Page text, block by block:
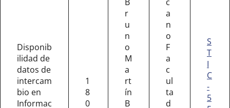
Disponib
ilidad de
datos de
intercam
bio en
Informac
1
8
0
r
u
n
o
M
a
rt
ín
B
a
n
o
F
a
c
ul
ta
d
S
T
I
C
-
5